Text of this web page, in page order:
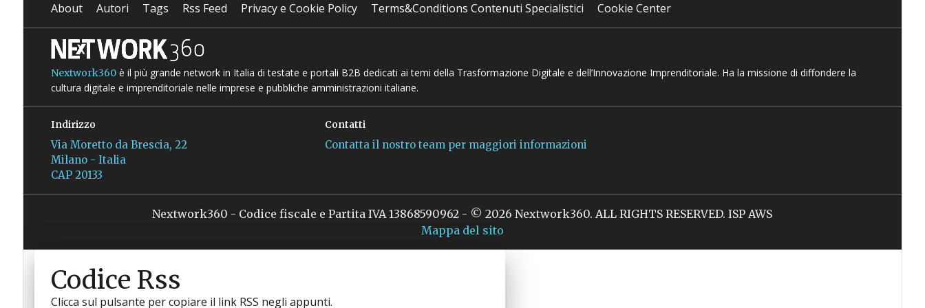
About Autori Tags Rss Feed Privacy e Cookie Policy Terms&Conditions Contenuti Specialistici Cookie Center
Nextwork360è il più grande network in Italia di testate e portali B2B dedicati ai temi della Trasformazione Digitale e dell’Innovazione Imprenditoriale. Ha la missione di diffondere la
cultura digitale e imprenditoriale nelle imprese e pubbliche amministrazioni italiane.
Indirizzo
Via Moretto da Brescia, 22
Milano - Italia
CAP 20133
Contatti
Contatta il nostro team per maggiori informazioni
Nextwork360 - Codice fiscale e Partita IVA 13868590962 - © 2026 Nextwork360. ALL RIGHTS RESERVED. ISP AWS
Mappa del sito
Codice Rss
Clicca sul pulsante per copiare il link RSS negli appunti.